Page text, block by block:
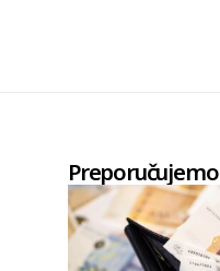
Preporučujemo